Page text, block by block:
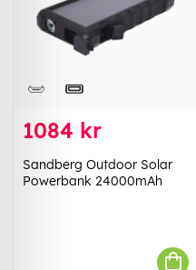
1084 kr
Sandberg Outdoor Solar
Powerbank 24000mAh